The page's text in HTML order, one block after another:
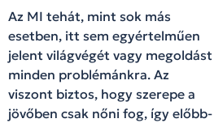
Az MI tehát, mint sok más
esetben, itt sem egyértelműen
jelent világvégét vagy megoldást
minden problémánkra. Az
viszont biztos, hogy szerepe a
jövőben csak nőni fog, így előbb-